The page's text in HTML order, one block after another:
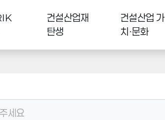
건설산업재
탄생
건설산업 가
치·문화